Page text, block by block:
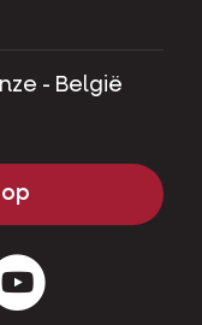
- België
Youtube